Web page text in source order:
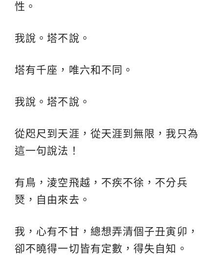
性。
我說。塔不說。
塔有千座，唯六和不同。
我說。塔不說。
從咫尺到天涯，從天涯到無限，我只為
這一句說法！
有鳥，淩空飛越，不疾不徐，不分兵
燹，自由來去。
我，心有不甘，總想弄清個子丑寅卯，
卻不曉得一切皆有定數，得失自知。